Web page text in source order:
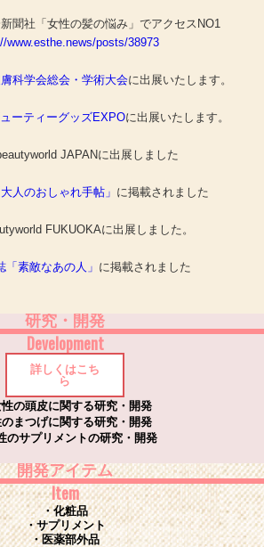
聞社「女性の髪の悩み」でアクセスNO1
www.esthe.news/posts/38973
科学会総会・学術大会に出展いたします。
ーティーグッズEXPOに出展いたします。
JAPANに出展しました
人のおしゃれ手帖」 に掲載されました
FUKUOKAに出展しました。
「素敵なあの人」 に掲載されました
研究・開発
Development
詳しくはこち
ら
性の頭皮に関する研究・開発
のまつげに関する研究・開発
のサプリメントの研究・開発
開発アイテム
Item
・化粧品
・サプリメント
・医薬部外品